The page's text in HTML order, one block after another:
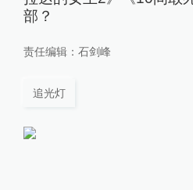
部？
责任编辑： 石剑峰
追光灯